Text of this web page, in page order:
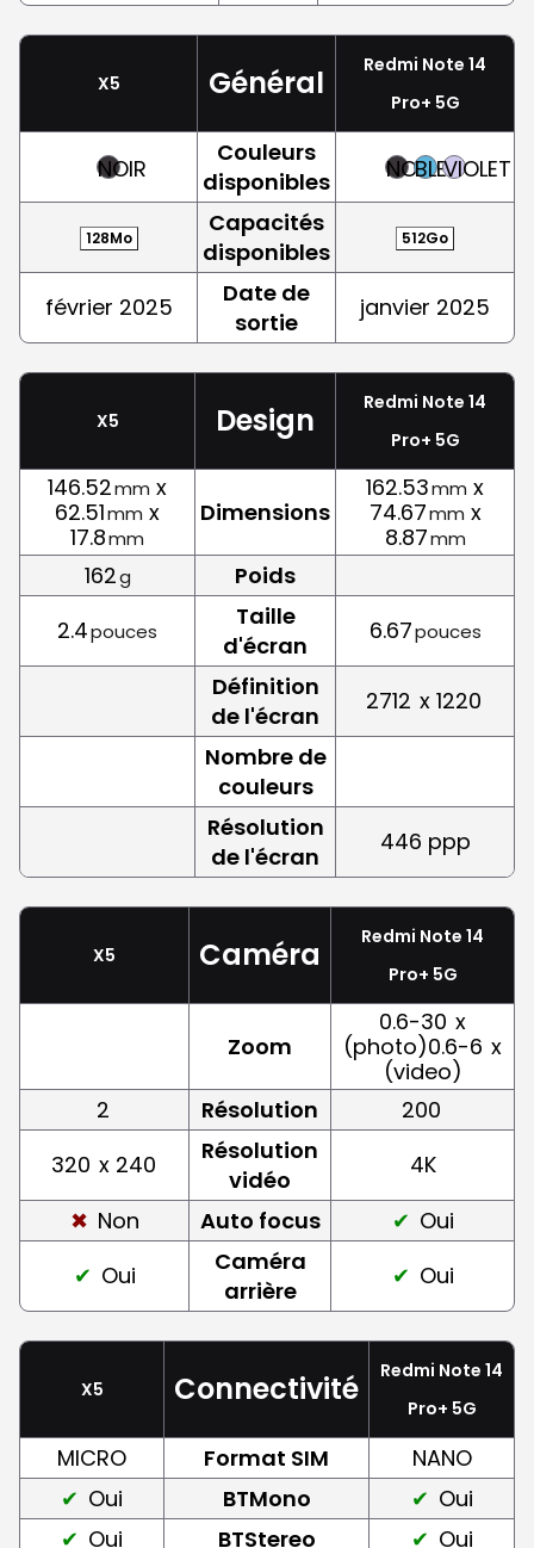
X5 Général
Redmi Note 14
Pro+ 5G
NOIR
Couleurs
disponibles
NOIRBLEUVIOLET
128Mo
Capacités
disponibles
512Go
février 2025
Date de
sortie
janvier 2025
X5 Design
Redmi Note 14
Pro+ 5G
146.52mm x
62.51mm x
17.8mm
Dimensions
162.53mm x
74.67mm x
8.87mm
162g
Poids
2.4pouces
Taille
d'écran
6.67pouces
Définition
de l'écran
2712 x 1220
Nombre de
couleurs
Résolution
de l'écran
446 ppp
X5 Caméra
Redmi Note 14
Pro+ 5G
Zoom
0.6-30 x
(photo)0.6-6 x
(video)
2
Résolution
200
320 x 240
Résolution
vidéo
4K
Non
Auto focus
Oui
Oui
Caméra
arrière
Oui
X5 Connectivité
Redmi Note 14
Pro+ 5G
MICRO Format SIM
NANO
Oui
BTMono
Oui
Oui
BTStereo Oui